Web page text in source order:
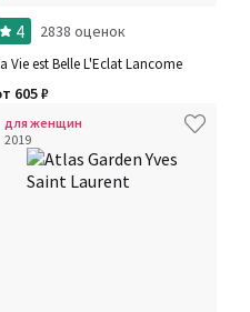
4 2838 оценок
Vie est Belle L'Eclat Lancome
605₽
для женщин
2019